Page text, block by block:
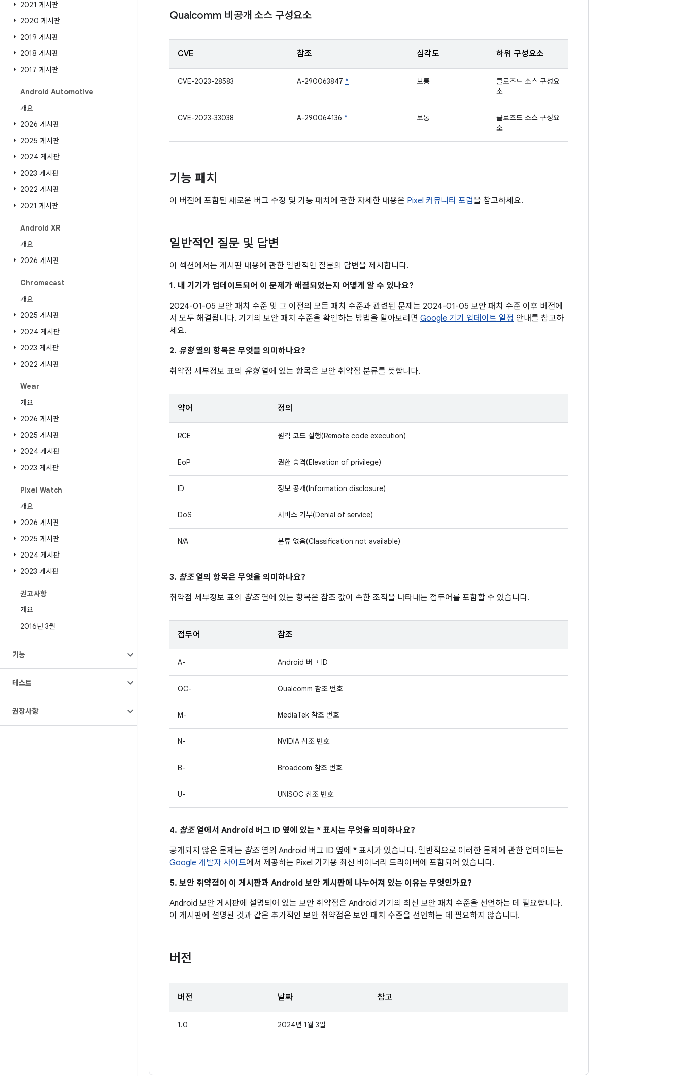
2021 게시판
2020 게시판
2019 게시판
2018 게시판
2017 게시판
Android Automotive
개요
2026 게시판
2025 게시판
2024 게시판
2023 게시판
2022 게시판
2021 게시판
Android XR
개요
2026 게시판
Chromecast
개요
2025 게시판
2024 게시판
2023 게시판
2022 게시판
Wear
개요
2026 게시판
2025 게시판
2024 게시판
2023 게시판
Pixel Watch
개요
2026 게시판
2025 게시판
2024 게시판
2023 게시판
권고사항
개요
2016년 3월
기능
테스트
권장사항
Qualcomm 비공개 소스 구성요소
CVE 참조 심각도 하위 구성요소
CVE-2023-28583 A-290063847 * 보통
클로즈드 소스 구성요
소
CVE-2023-33038 A-290064136 * 보통
클로즈드 소스 구성요
소
기능 패치
이 버전에 포함된 새로운 버그 수정 및 기능 패치에 관한 자세한 내용은 Pixel 커뮤니티 포럼을 참고하세요.
일반적인 질문 및 답변
이 섹션에서는 게시판 내용에 관한 일반적인 질문의 답변을 제시합니다.
1. 내 기기가 업데이트되어 이 문제가 해결되었는지 어떻게 알 수 있나요?
2024-01-05 보안 패치 수준 및 그 이전의 모든 패치 수준과 관련된 문제는 2024-01-05 보안 패치 수준 이후 버전에
서 모두 해결됩니다. 기기의 보안 패치 수준을 확인하는 방법을 알아보려면 Google 기기 업데이트 일정 안내를 참고하
세요.
2. 유형열의 항목은 무엇을 의미하나요?
취약점 세부정보 표의 유형열에 있는 항목은 보안 취약점 분류를 뜻합니다.
약어 정의
RCE 원격 코드 실행(Remote code execution)
EoP 권한 승격(Elevation of privilege)
ID 정보 공개(Information disclosure)
DoS 서비스 거부(Denial of service)
N/A 분류 없음(Classification not available)
3. 참조열의 항목은 무엇을 의미하나요?
취약점 세부정보 표의 참조열에 있는 항목은 참조 값이 속한 조직을 나타내는 접두어를 포함할 수 있습니다.
접두어 참조
A- Android 버그 ID
QC- Qualcomm 참조 번호
M- MediaTek 참조 번호
N- NVIDIA 참조 번호
B- Broadcom 참조 번호
U- UNISOC 참조 번호
4. 참조열에서 Android 버그 ID 옆에 있는 * 표시는 무엇을 의미하나요?
공개되지 않은 문제는 참조열의 Android 버그 ID 옆에 * 표시가 있습니다. 일반적으로 이러한 문제에 관한 업데이트는
Google 개발자 사이트에서 제공하는 Pixel 기기용 최신 바이너리 드라이버에 포함되어 있습니다.
5. 보안 취약점이 이 게시판과 Android 보안 게시판에 나누어져 있는 이유는 무엇인가요?
Android 보안 게시판에 설명되어 있는 보안 취약점은 Android 기기의 최신 보안 패치 수준을 선언하는 데 필요합니다.
이 게시판에 설명된 것과 같은 추가적인 보안 취약점은 보안 패치 수준을 선언하는 데 필요하지 않습니다.
버전
버전 날짜 참고
1.0 2024년 1월 3일